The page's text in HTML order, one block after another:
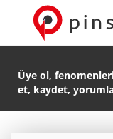
Üye ol,
et, kaydet,